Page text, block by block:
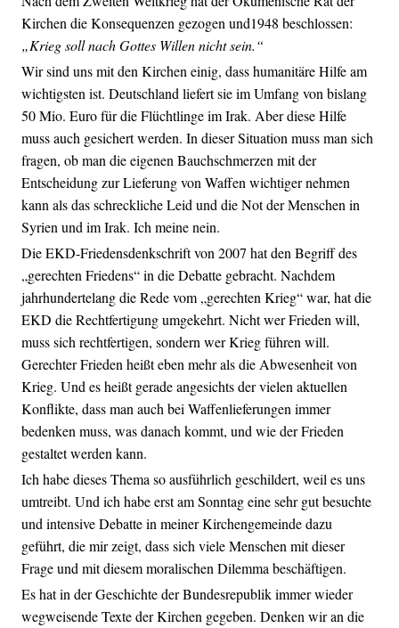
Kirchen die Konsequenzen gezogen und1948 beschlossen:
„Krieg soll nach Gottes Willen nicht sein.“
Wir sind uns mit den Kirchen einig, dass humanitäre Hilfe am
wichtigsten ist. Deutschland liefert sie im Umfang von bislang
50 Mio. Euro für die Flüchtlinge im Irak. Aber diese Hilfe
muss auch gesichert werden. In dieser Situation muss man sich
fragen, ob man die eigenen Bauchschmerzen mit der
Entscheidung zur Lieferung von Waffen wichtiger nehmen
kann als das schreckliche Leid und die Not der Menschen in
Syrien und im Irak. Ich meine nein.
Die EKD-Friedensdenkschrift von 2007 hat den Begriff des
„gerechten Friedens“ in die Debatte gebracht. Nachdem
jahrhundertelang die Rede vom „gerechten Krieg“ war, hat die
EKD die Rechtfertigung umgekehrt. Nicht wer Frieden will,
muss sich rechtfertigen, sondern wer Krieg führen will.
Gerechter Frieden heißt eben mehr als die Abwesenheit von
Krieg. Und es heißt gerade angesichts der vielen aktuellen
Konflikte, dass man auch bei Waffenlieferungen immer
bedenken muss, was danach kommt, und wie der Frieden
gestaltet werden kann.
Ich habe dieses Thema so ausführlich geschildert, weil es uns
umtreibt. Und ich habe erst am Sonntag eine sehr gut besuchte
und intensive Debatte in meiner Kirchengemeinde dazu
geführt, die mir zeigt, dass sich viele Menschen mit dieser
Frage und mit diesem moralischen Dilemma beschäftigen.
Es hat in der Geschichte der Bundesrepublik immer wieder
wegweisende Texte der Kirchen gegeben. Denken wir an die